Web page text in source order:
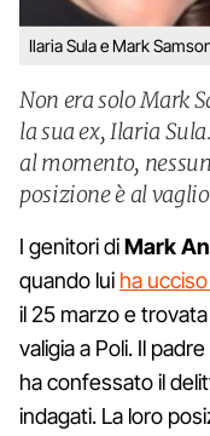
Ilaria Sula e Mark
Non era solo Mark
la sua ex, Ilaria
al momento,
posizione è al
I genitori diMark
quando lui ha
il 25 marzo e
valigia a Poli. Il
ha confessato il
indagati. La loro